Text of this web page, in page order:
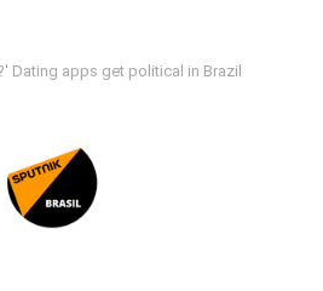
Dating apps get political in Brazil